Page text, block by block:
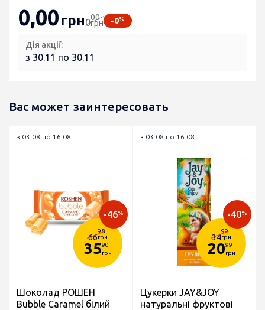
0,00грн000
грн -0%
Дія акції:
з 30.11 по 30.11
Вас может заинтересовать
з 03.08 по 16.08
66
98
грн
3590
грн
-46%
Шоколад РОШЕН
Bubble Caramel білий
з 03.08 по 16.08
34
99
грн
2099
грн
-40%
Цукерки JAY&JOY
натуральні фруктові